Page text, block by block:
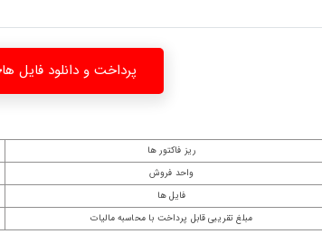
پرداخت و دانلود فایل ها
ریز فاکتور ها
واحد فروش
فایل ها
مبلغ تقریبی قابل پرداخت با محاسبه مالیات